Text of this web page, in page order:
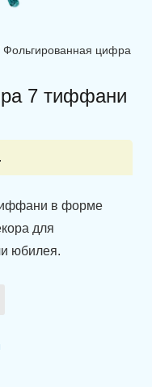
Фольгированная цифра
7 тиффани
в форме
для
юбилея.